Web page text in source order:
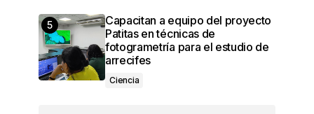
Capacitan a equipo del proyecto
Patitas en técnicas de
fotogrametría para el estudio de
arrecifes
Ciencia